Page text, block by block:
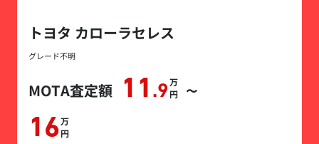
トヨタ カローラセレス
グレード不明
MOTA査定額 11 .9万円 〜
16万円